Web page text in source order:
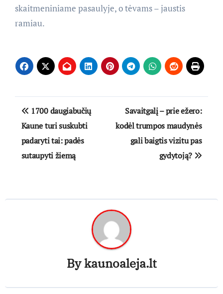
skaitmeniniame pasaulyje, o tėvams – jaustis
ramiau.
Navigacija
tarp
įrašų
1700 daugiabučių
Kaune turi suskubti
padaryti tai: padės
sutaupyti žiemą
Savaitgalį – prie ežero:
kodėl trumpos maudynės
gali baigtis vizitu pas
gydytoją?
Bykaunoaleja.lt